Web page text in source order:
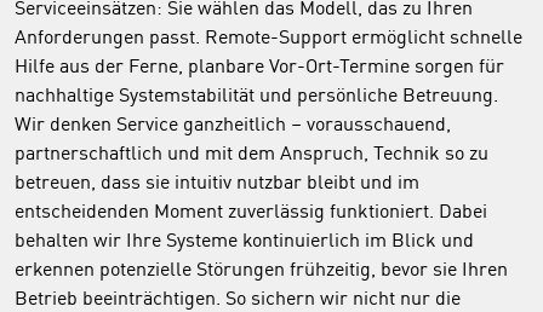
Serviceeinsätzen: Sie wählen das Modell, das zu Ihren
Anforderungen passt. Remote-Support ermöglicht schnelle
Hilfe aus der Ferne, planbare Vor-Ort-Termine sorgen für
nachhaltige Systemstabilität und persönliche Betreuung.
Wir denken Service ganzheitlich – vorausschauend,
partnerschaftlich und mit dem Anspruch, Technik so zu
betreuen, dass sie intuitiv nutzbar bleibt und im
entscheidenden Moment zuverlässig funktioniert. Dabei
behalten wir Ihre Systeme kontinuierlich im Blick und
erkennen potenzielle Störungen frühzeitig, bevor sie Ihren
Betrieb beeinträchtigen. So sichern wir nicht nur die